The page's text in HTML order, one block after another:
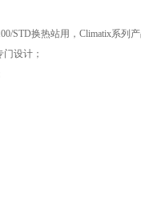
STD换热站用，Climatix系列
设计；